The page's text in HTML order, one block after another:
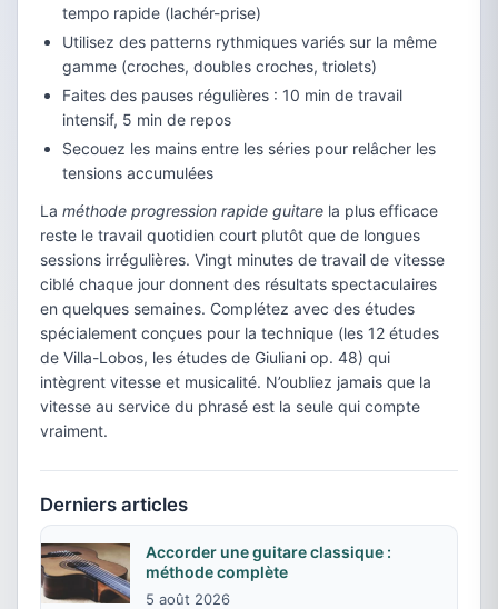
tempo rapide (lachér-prise)
Utilisez des patterns rythmiques variés sur la même
gamme (croches, doubles croches, triolets)
Faites des pauses régulières : 10 min de travail
intensif, 5 min de repos
Secouez les mains entre les séries pour relâcher les
tensions accumulées
La méthode progression rapide guitare la plus efficace
reste le travail quotidien court plutôt que de longues
sessions irrégulières. Vingt minutes de travail de vitesse
ciblé chaque jour donnent des résultats spectaculaires
en quelques semaines. Complétez avec des études
spécialement conçues pour la technique (les 12 études
de Villa-Lobos, les études de Giuliani op. 48) qui
intègrent vitesse et musicalité. N’oubliez jamais que la
vitesse au service du phrasé est la seule qui compte
vraiment.
Derniers articles
Accorder une guitare classique :
méthode complète
5 août 2026